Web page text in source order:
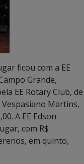
ficou com a EE
Grande,
EE Rotary Club, de
Vespasiano Martins,
A EE Edson
com R$
em quinto,